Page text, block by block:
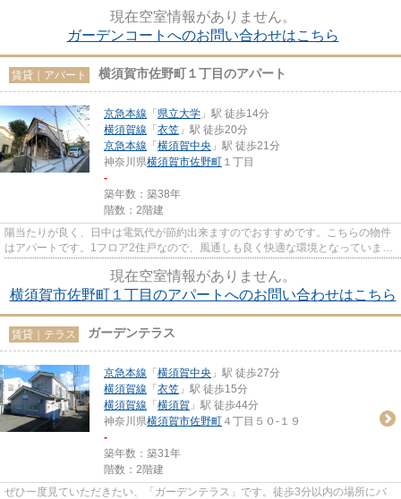
現在空室情報がありません。
ガーデンコートへのお問い合わせはこちら
賃貸｜アパート 横須賀市佐野町１丁目のアパート
京急本線 「 県立大学 」駅 徒歩14分
横須賀線 「 衣笠 」駅 徒歩20分
京急本線 「 横須賀中央 」駅 徒歩21分
神奈川県横須賀市佐野町 １丁目
-
築年数：築38年
階数：2階建
陽当たりが良く、日中は電気代が節約出来ますのでおすすめです。こちらの物件
はアパートです。1フロア2住戸なので、風通しも良く快適な環境となっていま
現在空室情報がありません。
横須賀市佐野町１丁目のアパートへのお問い合わせはこちら
賃貸｜テラス ガーデンテラス
京急本線 「 横須賀中央 」駅 徒歩27分
横須賀線 「 衣笠 」駅 徒歩15分
横須賀線 「 横須賀 」駅 徒歩44分
神奈川県横須賀市佐野町 ４丁目５０-１９
-
築年数：築31年
階数：2階建
ぜひ一度見ていただきたい、「ガーデンテラス」です。徒歩3分以内の場所にバ